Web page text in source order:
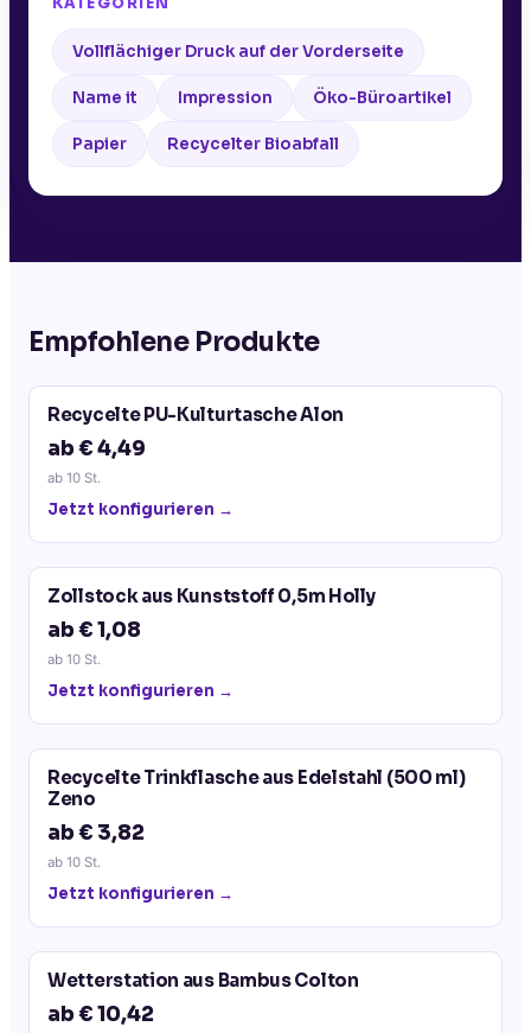
Vollflächiger Druck auf der Vorderseite
Name it Impression Öko-Büroartikel
Papier Recycelter Bioabfall
Empfohlene Produkte
Recycelte PU-Kulturtasche Alon
ab € 4,49
ab 10 St.
Jetzt konfigurieren →
Zollstock aus Kunststoff 0,5m Holly
ab € 1,08
ab 10 St.
Jetzt konfigurieren →
Recycelte Trinkflasche aus Edelstahl (500 ml)
Zeno
ab € 3,82
ab 10 St.
Jetzt konfigurieren →
Wetterstation aus Bambus Colton
ab € 10,42